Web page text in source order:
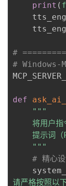
print (
#
# Windows-
def
"""
将用户
提示词（
    """
# 精心设
请严格按照以